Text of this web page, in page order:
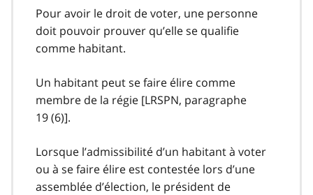
Pour avoir le droit de voter, une personne
doit pouvoir prouver qu’elle se qualifie
comme habitant.
Un habitant peut se faire élire comme
membre de la régie [LRSPN, paragraphe
19 (6)].
Lorsque l’admissibilité d’un habitant à voter
ou à se faire élire est contestée lors d’une
assemblée d’élection, le président de